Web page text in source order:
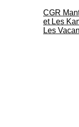
CGR
et Les
Les